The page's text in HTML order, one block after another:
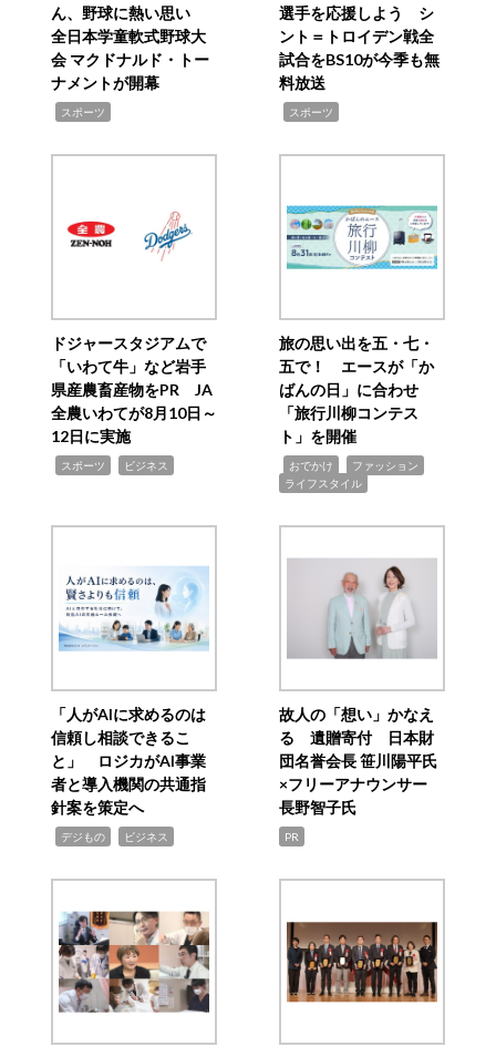
ん、野球に熱い思い
全日本学童軟式野球大
会 マクドナルド・トー
ナメントが開幕
スポーツ
選手を応援しよう シ
ント＝トロイデン戦全
試合をBS10が今季も無
料放送
スポーツ
ドジャースタジアムで
「いわて牛」など岩手
県産農畜産物をPR JA
全農いわてが8月10日～
12日に実施
スポーツ ビジネス
旅の思い出を五・七・
五で！ エースが「か
ばんの日」に合わせ
「旅行川柳コンテス
ト」を開催
おでかけ ファッション
ライフスタイル
「人がAIに求めるのは
信頼し相談できるこ
と」 ロジカがAI事業
者と導入機関の共通指
針案を策定へ
デジもの ビジネス
故人の「想い」かなえ
る 遺贈寄付 日本財
団名誉会長 笹川陽平氏
×フリーアナウンサー
長野智子氏
PR